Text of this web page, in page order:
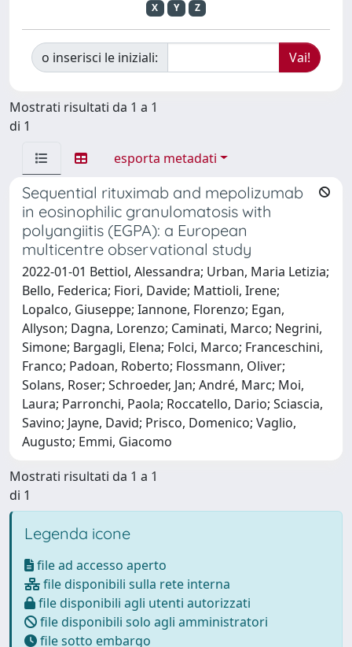
X
Y Z
o inserisci le iniziali:
Mostrati risultati da 1 a 1
di 1
esporta metadati
Sequential rituximab and mepolizumab
in eosinophilic granulomatosis with
polyangiitis (EGPA): a European
multicentre observational study
2022-01-01 Bettiol, Alessandra; Urban, Maria Letizia;
Bello, Federica; Fiori, Davide; Mattioli, Irene;
Lopalco, Giuseppe; Iannone, Florenzo; Egan,
Allyson; Dagna, Lorenzo; Caminati, Marco; Negrini,
Simone; Bargagli, Elena; Folci, Marco; Franceschini,
Franco; Padoan, Roberto; Flossmann, Oliver;
Solans, Roser; Schroeder, Jan; André, Marc; Moi,
Laura; Parronchi, Paola; Roccatello, Dario; Sciascia,
Savino; Jayne, David; Prisco, Domenico; Vaglio,
Augusto; Emmi, Giacomo
Mostrati risultati da 1 a 1
di 1
Legenda icone
file ad accesso aperto
file disponibili sulla rete interna
file disponibili agli utenti autorizzati
file disponibili solo agli amministratori
file sotto embargo